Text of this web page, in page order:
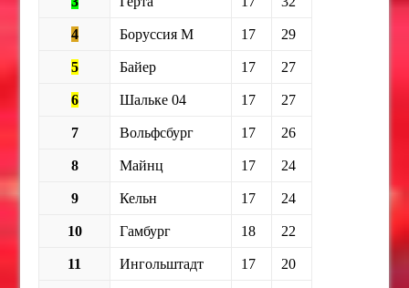
4 Боруссия М 17 29
5 Байер 17 27
6 Шальке 04 17 27
7 Вольфсбург 17 26
8 Майнц 17 24
9 Кельн 17 24
10 Гамбург 18 22
11 Ингольштадт 17 20